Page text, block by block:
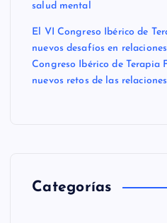
salud mental
El VI Congreso Ibérico de
nuevos desafíos en
Congreso Ibérico de Terapia
nuevos retos de las
Categorías